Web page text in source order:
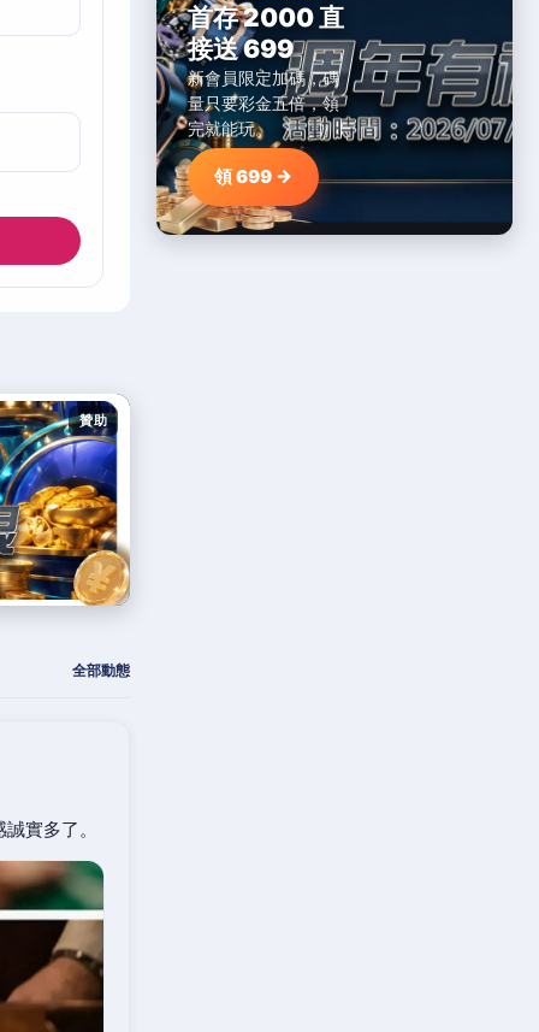
贊助
全部動態
實多了。
首存 2000 直
接送 699
新會員限定加碼，碼
量只要彩金五倍，領
完就能玩。
領 699 →